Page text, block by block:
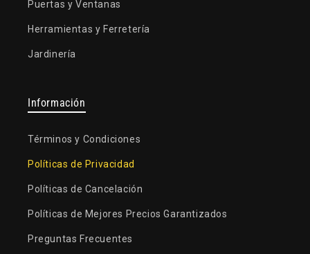
Puertas y Ventanas
Herramientas y Ferretería
Jardinería
Información
Términos y Condiciones
Políticas de Privacidad
Políticas de Cancelación
Políticas de Mejores Precios Garantizados
Preguntas Frecuentes